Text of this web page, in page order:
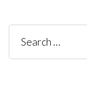
Search
for: